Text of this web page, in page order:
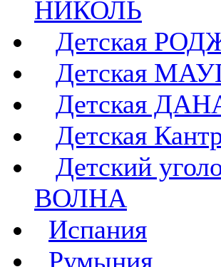
НИКОЛЬ
Детская
Детская
Детская
Детская
Детский
ВОЛНА
Испания
Румыния